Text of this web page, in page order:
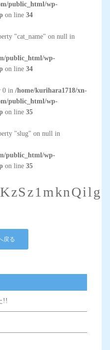
public_html/wp-
on line 34
"cat_name" on null in
public_html/wp-
on line 34
0 in /home/kurihara1718/xn-
public_html/wp-
on line 35
"slug" on null in
public_html/wp-
on line 35
戻る
!!